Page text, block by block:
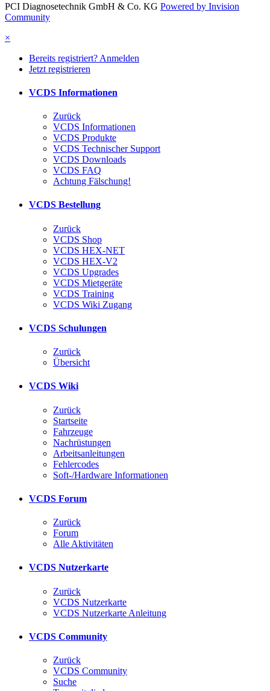
PCI Diagnosetechnik GmbH & Co. KG Powered by Invision
Community
×
Bereits registriert? Anmelden
Jetzt registrieren
VCDS Informationen
Zurück
VCDS Informationen
VCDS Produkte
VCDS Technischer Support
VCDS Downloads
VCDS FAQ
Achtung Fälschung!
VCDS Bestellung
Zurück
VCDS Shop
VCDS HEX-NET
VCDS HEX-V2
VCDS Upgrades
VCDS Mietgeräte
VCDS Training
VCDS Wiki Zugang
VCDS Schulungen
Zurück
Übersicht
VCDS Wiki
Zurück
Startseite
Fahrzeuge
Nachrüstungen
Arbeitsanleitungen
Fehlercodes
Soft-/Hardware Informationen
VCDS Forum
Zurück
Forum
Alle Aktivitäten
VCDS Nutzerkarte
Zurück
VCDS Nutzerkarte
VCDS Nutzerkarte Anleitung
VCDS Community
Zurück
VCDS Community
Suche